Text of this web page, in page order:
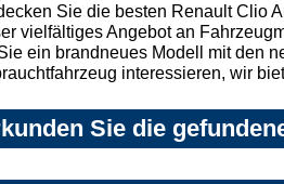
Sie die besten Renault Clio
vielfältiges Angebot an
ein brandneues Modell mit den
interessieren, wir
Sie die